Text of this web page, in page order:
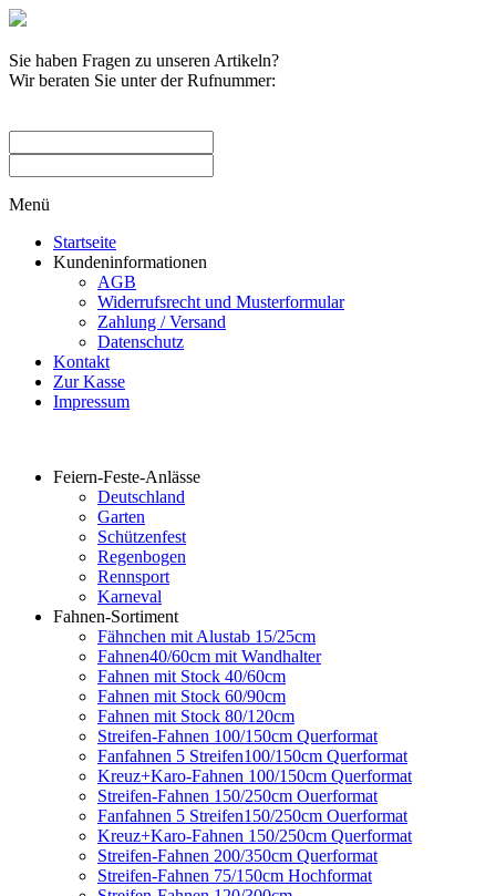
Sie haben Fragen zu unseren Artikeln?
Wir beraten Sie unter der Rufnummer:
Menü
Startseite
Kundeninformationen
AGB
Widerrufsrecht und Musterformular
Zahlung / Versand
Datenschutz
Kontakt
Zur Kasse
Impressum
Feiern-Feste-Anlässe
Deutschland
Garten
Schützenfest
Regenbogen
Rennsport
Karneval
Fahnen-Sortiment
Fähnchen mit Alustab 15/25cm
Fahnen40/60cm mit Wandhalter
Fahnen mit Stock 40/60cm
Fahnen mit Stock 60/90cm
Fahnen mit Stock 80/120cm
Streifen-Fahnen 100/150cm Querformat
Fanfahnen 5 Streifen100/150cm Querformat
Kreuz+Karo-Fahnen 100/150cm Querformat
Streifen-Fahnen 150/250cm Ouerformat
Fanfahnen 5 Streifen150/250cm Ouerformat
Kreuz+Karo-Fahnen 150/250cm Querformat
Streifen-Fahnen 200/350cm Querformat
Streifen-Fahnen 75/150cm Hochformat